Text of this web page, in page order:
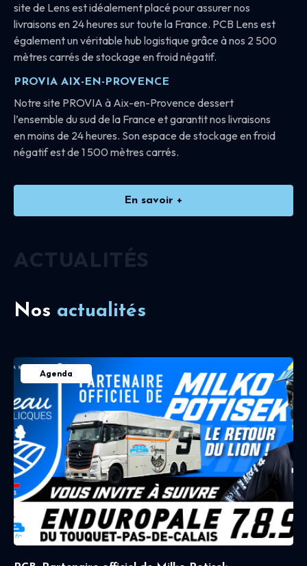
site de Lens est idéalement placé pour assurer nos
livraisons en 24 heures sur toute la France. PCB Lens est
également un véritable hub logistique grâce à nos 2 500
mètres carrés de stockage en froid négatif.
PROVIA AIX-EN-PROVENCE
Notre site PROVIA à Aix-en-Provence dessert
l’ensemble du sud de la France et garantit nos livraisons
en moins de 24 heures. Son espace de stockage en froid
négatif est de 1 500 mètres carrés.
En savoir +
ACTUALITÉS
Nos actualités
Agenda